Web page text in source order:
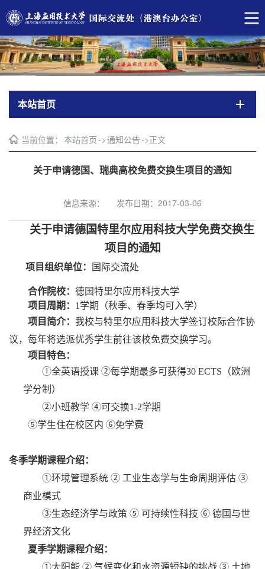
本站首页
当前位置： 本站首页->通知公告->正文
关于申请德国、瑞典高校免费交换生项目的通知
信息来源： 发布日期：2017-03-06
关于申请德国特里尔应用科技大学免费交换生
项目的通知
项目组织单位： 国际交流处
合作院校： 德国特里尔应用科技大学
项目周期： 1 学期（秋季、春季均可入学）
项目简介： 我校与特里尔应用科技大学签订校际合作协
议，每年将选派优秀学生前往该校免费交换学习。
项目特色：
①全英语授课 ②每学期最多可获得30 ECTS （欧洲
学分制）
②小班教学 ④可交换1-2学期
⑤学生住在校区内 ⑥免学费
冬季学期课程介绍：
①环境管理系统 ② 工业生态学与生命周期评估 ③
商业模式
③生态经济学与政策 ⑤ 可持续性科技 ⑥ 德国与世
界经济文化
夏季学期课程介绍：